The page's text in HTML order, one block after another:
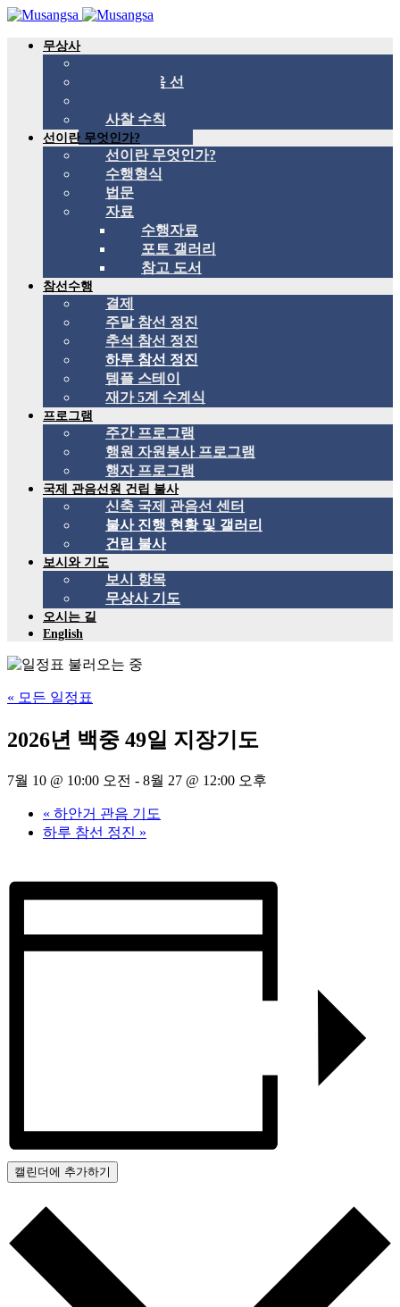
무상사
국제 관음 선
사찰 수칙
선이란 무엇인가?
선이란 무엇인가?
수행형식
법문
자료
수행자료
포토 갤러리
참고 도서
참선수행
결제
주말 참선 정진
추석 참선 정진
하루 참선 정진
템플 스테이
재가 5계 수계식
프로그램
주간 프로그램
행원 자원봉사 프로그램
행자 프로그램
국제 관음선원 건립 불사
신축 국제 관음선 센터
불사 진행 현황 및 갤러리
건립 불사
보시와 기도
보시 항목
무상사 기도
오시는 길
English
« 모든 일정표
2026년 백중 49일 지장기도
7월 10 @ 10:00 오전 - 8월 27 @ 12:00 오후
« 하안거 관음 기도
하루 참선 정진 »
캘린더에 추가하기